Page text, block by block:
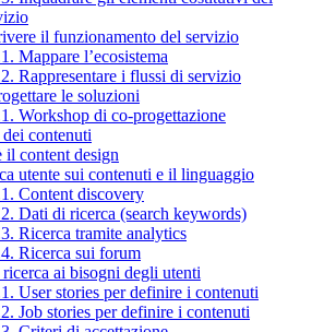
il funzionamento del servizio
Mappare l’ecosistema
Rappresentare i flussi di servizio
le soluzioni
Workshop di co-progettazione
contenuti
il content design
utente sui contenuti e il linguaggio
Content discovery
Dati di ricerca (search keywords)
Ricerca tramite analytics
Ricerca sui forum
ai bisogni degli utenti
User stories per definire i contenuti
Job stories per definire i contenuti